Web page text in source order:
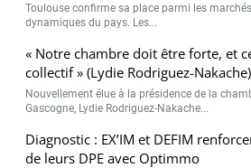
Toulouse confirme sa place parmi les
dynamiques du pays. Les...
« Notre chambre doit être forte, et
collectif » (Lydie Rodriguez-Nakache)
Nouvellement élue à la présidence de la
Gascogne, Lydie Rodriguez-Nakache...
Diagnostic : EX’IM et DEFIM
de leurs DPE avec Optimmo